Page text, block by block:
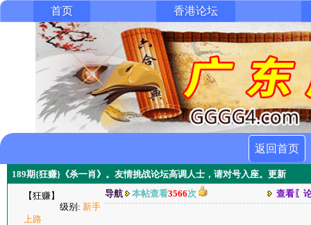
首页 香港论坛
返回首页
189期{狂赚}《杀一肖》。友情挑战论坛高调人士，请对号入座。更新
【狂赚】
级别: 新手
上路
导航 本帖查看3566次 查看〖